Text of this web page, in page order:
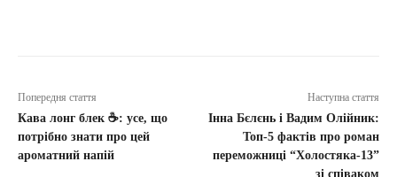
Попередня стаття
Кава лонг блек ☕: усе, що
потрібно знати про цей
ароматний напій
Наступна стаття
Інна Бєлєнь і Вадим Олійник:
Топ-5 фактів про роман
переможниці “Холостяка-13”
зі співаком